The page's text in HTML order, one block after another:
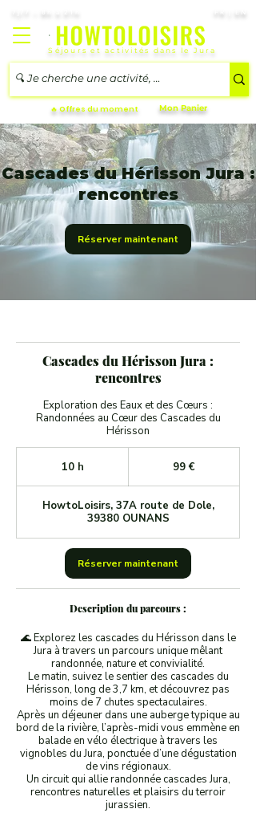
FR | EN
Séjours et activités dans le Jura
Mon Panier
🔥 Offres du moment
Cascades du Hérisson Jura :
rencontres
Réserver maintenant
Cascades du Hérisson Jura :
rencontres
Exploration des Eaux et des Cœurs :
Randonnées au Cœur des Cascades du
Hérisson
10 h 99 €
HowtoLoisirs, 37A route de Dole,
39380 OUNANS
Réserver maintenant
Description du parcours :
🌊 Explorez les cascades du Hérisson dans le
Jura à travers un parcours unique mêlant
randonnée, nature et convivialité.
Le matin, suivez le sentier des cascades du
Hérisson, long de 3,7 km, et découvrez pas
moins de 7 chutes spectaculaires.
Après un déjeuner dans une auberge typique au
bord de la rivière, l’après-midi vous emmène en
balade en vélo électrique à travers les
vignobles du Jura, ponctuée d’une dégustation
de vins régionaux.
Un circuit qui allie randonnée cascades Jura,
rencontres naturelles et plaisirs du terroir
jurassien.